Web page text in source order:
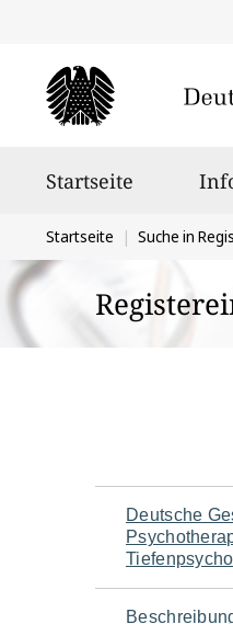
Startseite
Sie
befinden
sich
hier:
Startseite Suche in
für
Deutsche